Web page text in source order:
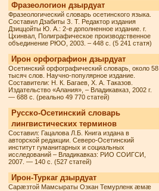
Фразеологион дзырдуат
Фразеологический словарь осетинского языка.
Составил Дзабиты З. Т. Редактор издания
Дзиццойты Ю. А.: 2-е дополненное издание. г.
Цхинвал, Полиграфическое производственное
объединение РЮО, 2003. – 448 с. (5 241 статя)
Ирон орфографион дзырдуат
Осетинский орфографический словарь, около 58
тысяч слов. Научно-популярное издание.
Составители: Н. К. Багаев, Х. А. Таказов.
Издательство «Алания», – Владикавказ, 2002 г.
— 688 с. (реально 49 770 статей)
Русско-Осетинский словарь
лингвистических терминов
Составил: Гацалова Л.Б. Книга издана в
авторской редакции. Северо-Осетинский
институт гуманитарных и социальных
исследований – Владикавказ: РИО СОИГСИ,
2007. — 140 с. (527 статей)
Ирон-Туркаг дзырдуат
Сарæзтой Мамсыраты Озкан Темурленк æмæ